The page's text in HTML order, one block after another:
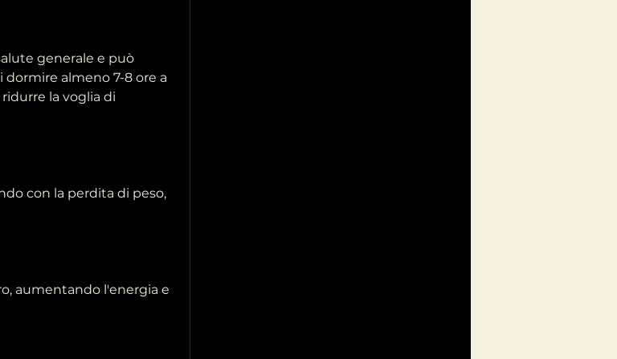
generale e può
dormire almeno 7-8 ore a
la voglia di
con la perdita di peso,
aumentando l'energia e